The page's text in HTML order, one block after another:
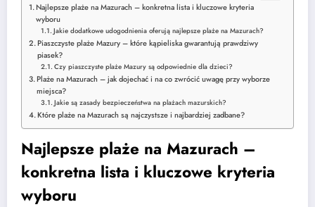
Najlepsze plaże na Mazurach – konkretna lista i kluczowe kryteria
wyboru
Jakie dodatkowe udogodnienia oferują najlepsze plaże na Mazurach?
Piaszczyste plaże Mazury – które kąpieliska gwarantują prawdziwy
piasek?
Czy piaszczyste plaże Mazury są odpowiednie dla dzieci?
Plaże na Mazurach – jak dojechać i na co zwrócić uwagę przy wyborze
miejsca?
Jakie są zasady bezpieczeństwa na plażach mazurskich?
Które plaże na Mazurach są najczystsze i najbardziej zadbane?
Najlepsze plaże na Mazurach –
konkretna lista i kluczowe kryteria
wyboru